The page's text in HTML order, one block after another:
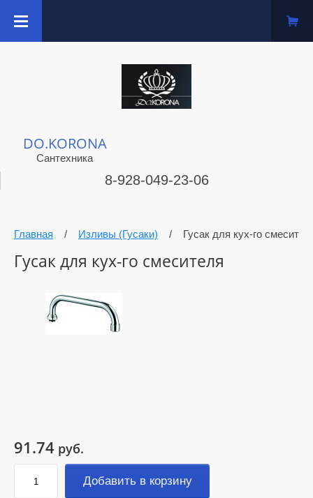
DO.KORONA
Сантехника
8-928-049-23-06
Главная / Изливы (Гусаки) / Гусак для кух-го
Гусак для кух-го смесителя
91.74 руб.
Добавить в корзину